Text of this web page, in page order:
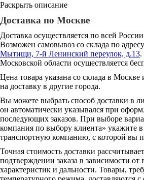
Раскрыть описание
Доставка по Москве
Доставка осуществляется по всей
Возможен самовывоз со склада по адресу
Мытищи, 7-й Ленинский переулок, д.13.
Московской области осуществляется
Цена товара указана со склада в
на доставку в другие города.
Вы можете выбрать способ доставки в
он автоматически указывался при
последующих заказов. При выборе
компания по выбору клиента» укажите
транспортную компанию, с которой вы
Точная стоимость доставки
подтверждении заказа в зависимости от
характеристик и дальности. Товары,